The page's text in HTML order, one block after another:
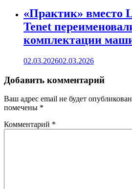
«Практик» вместо
Tenet
комплектации
02.03.202602.03.2026
Добавить комментарий
Ваш адрес email не будет
помечены *
Комментарий *